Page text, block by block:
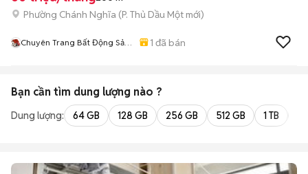
Phường Chánh Nghĩa (P. Thủ Dầu Một mới)
Chuyên Trang Bất Động Sản
1 đã bán
Bạn cần tìm dung lượng nào ?
Dung lượng: 64 GB 128 GB 256 GB 512 GB 1 TB